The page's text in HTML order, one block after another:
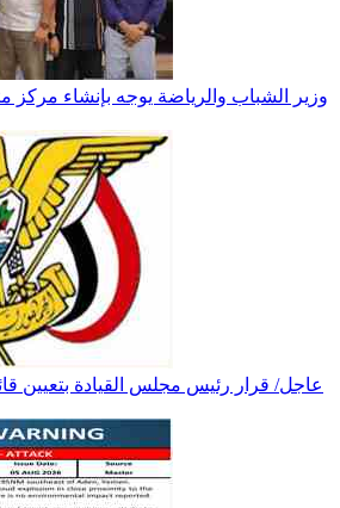
وزير الشباب والرياضة يوجه بإنشاء مركز
عاجل/ قرار رئيس مجلس القيادة بتعيين